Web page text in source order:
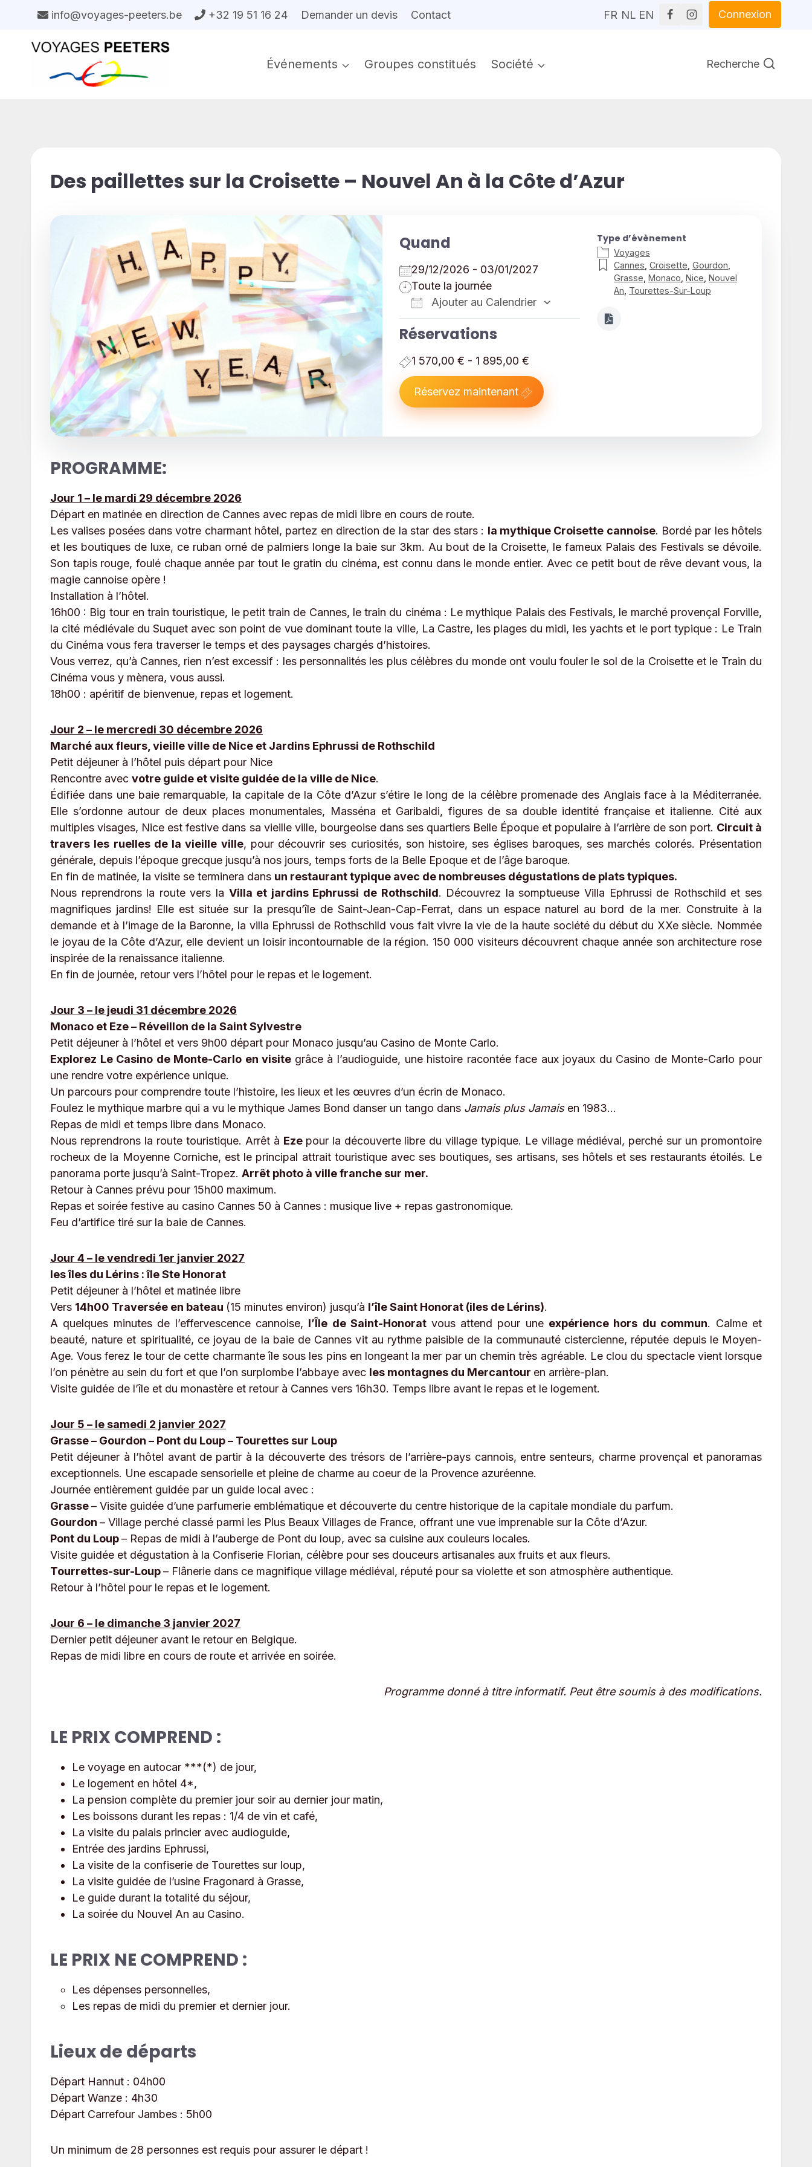
contenu
info@voyages-peeters.be +32 19 51 16 24 Demander un devis Contact FR NL EN Connexion
Événements Groupes constitués Société Recherche
Des paillettes sur la Croisette – Nouvel An à la Côte d’Azur
Quand
29/12/2026 - 03/01/2027
Toute la journée
Ajouter au Calendrier
Calendrier Google
Réservations
1 570,00 € - 1 895,00 €
Réservez maintenant
Type d’évènement
Voyages
Cannes ,Croisette ,Gourdon
Grasse ,Monaco ,Nice ,Nouvel
An Tourettes-Sur-Loup
PROGRAMME:
Jour 1 – le mardi 29 décembre 2026
Départ en matinée en direction de Cannes avec repas de midi libre en cours de route.
Les valises posées dans votre charmant hôtel, partez en direction de la star des stars : la mythique Croisette cannoise. Bordé par les hôtels
et les boutiques de luxe, ce ruban orné de palmiers longe la baie sur 3km. Au bout de la Croisette, le fameux Palais des Festivals se dévoile.
Son tapis rouge, foulé chaque année par tout le gratin du cinéma, est connu dans le monde entier. Avec ce petit bout de rêve devant vous, la
magie cannoise opère !
Installation à l’hôtel.
16h00 : Big tour en train touristique, le petit train de Cannes, le train du cinéma : Le mythique Palais des Festivals, le marché provençal Forville,
la cité médiévale du Suquet avec son point de vue dominant toute la ville, La Castre, les plages du midi, les yachts et le port typique : Le Train
du Cinéma vous fera traverser le temps et des paysages chargés d’histoires.
Vous verrez, qu’à Cannes, rien n’est excessif : les personnalités les plus célèbres du monde ont voulu fouler le sol de la Croisette et le Train du
Cinéma vous y mènera, vous aussi.
18h00 : apéritif de bienvenue, repas et logement.
Jour 2 – le mercredi 30 décembre 2026
Marché aux fleurs, vieille ville de Nice et Jardins Ephrussi de Rothschild
Petit déjeuner à l’hôtel puis départ pour Nice
Rencontre avec votre guide et visite guidée de la ville de Nice.
Édifiée dans une baie remarquable, la capitale de la Côte d’Azur s’étire le long de la célèbre promenade des Anglais face à la Méditerranée.
Elle s’ordonne autour de deux places monumentales, Masséna et Garibaldi, figures de sa double identité française et italienne. Cité aux
multiples visages, Nice est festive dans sa vieille ville, bourgeoise dans ses quartiers Belle Époque et populaire à l’arrière de son port. Circuit à
travers les ruelles de la vieille ville, pour découvrir ses curiosités, son histoire, ses églises baroques, ses marchés colorés. Présentation
générale, depuis l’époque grecque jusqu’à nos jours, temps forts de la Belle Epoque et de l’âge baroque.
En fin de matinée, la visite se terminera dans un restaurant typique avec de nombreuses dégustations de plats typiques.
Nous reprendrons la route vers la Villa et jardins Ephrussi de Rothschild. Découvrez la somptueuse Villa Ephrussi de Rothschild et ses
magnifiques jardins! Elle est située sur la presqu’île de Saint-Jean-Cap-Ferrat, dans un espace naturel au bord de la mer. Construite à la
demande et à l’image de la Baronne, la villa Ephrussi de Rothschild vous fait vivre la vie de la haute société du début du XXe siècle. Nommée
le joyau de la Côte d’Azur, elle devient un loisir incontournable de la région. 150 000 visiteurs découvrent chaque année son architecture rose
inspirée de la renaissance italienne.
En fin de journée, retour vers l’hôtel pour le repas et le logement.
Jour 3 – le jeudi 31 décembre 2026
Monaco et Eze – Réveillon de la Saint Sylvestre
Petit déjeuner à l’hôtel et vers 9h00 départ pour Monaco jusqu’au Casino de Monte Carlo.
Explorez Le Casino de Monte-Carlo en visite grâce à l’audioguide, une histoire racontée face aux joyaux du Casino de Monte-Carlo pour
une rendre votre expérience unique.
Un parcours pour comprendre toute l’histoire, les lieux et les œuvres d’un écrin de Monaco.
Foulez le mythique marbre qui a vu le mythique James Bond danser un tango dans Jamais plus Jamais en 1983…
Repas de midi et temps libre dans Monaco.
Nous reprendrons la route touristique. Arrêt à Eze pour la découverte libre du village typique. Le village médiéval, perché sur un promontoire
rocheux de la Moyenne Corniche, est le principal attrait touristique avec ses boutiques, ses artisans, ses hôtels et ses restaurants étoilés. Le
panorama porte jusqu’à Saint-Tropez. Arrêt photo à ville franche sur mer.
Retour à Cannes prévu pour 15h00 maximum.
Repas et soirée festive au casino Cannes 50 à Cannes : musique live + repas gastronomique.
Feu d’artifice tiré sur la baie de Cannes.
Jour 4 – le vendredi 1er janvier 2027
les îles du Lérins : île Ste Honorat
Petit déjeuner à l’hôtel et matinée libre
Vers 14h00 Traversée en bateau (15 minutes environ) jusqu’à l’île Saint Honorat (iles de Lérins).
A quelques minutes de l’effervescence cannoise, l’Île de Saint-Honorat vous attend pour une expérience hors du commun. Calme et
beauté, nature et spiritualité, ce joyau de la baie de Cannes vit au rythme paisible de la communauté cistercienne, réputée depuis le Moyen-
Age. Vous ferez le tour de cette charmante île sous les pins en longeant la mer par un chemin très agréable. Le clou du spectacle vient lorsque
l’on pénètre au sein du fort et que l’on surplombe l’abbaye avec les montagnes du Mercantour en arrière-plan.
Visite guidée de l’île et du monastère et retour à Cannes vers 16h30. Temps libre avant le repas et le logement.
Jour 5 – le samedi 2 janvier 2027
Grasse – Gourdon – Pont du Loup – Tourettes sur Loup
Petit déjeuner à l’hôtel avant de partir à la découverte des trésors de l’arrière-pays cannois, entre senteurs, charme provençal et panoramas
exceptionnels. Une escapade sensorielle et pleine de charme au coeur de la Provence azuréenne.
Journée entièrement guidée par un guide local avec :
Grasse– Visite guidée d’une parfumerie emblématique et découverte du centre historique de la capitale mondiale du parfum.
Gourdon – Village perché classé parmi les Plus Beaux Villages de France, offrant une vue imprenable sur la Côte d’Azur.
Pont du Loup– Repas de midi à l’auberge de Pont du loup, avec sa cuisine aux couleurs locales.
Visite guidée et dégustation à la Confiserie Florian, célèbre pour ses douceurs artisanales aux fruits et aux fleurs.
Tourrettes-sur-Loup– Flânerie dans ce magnifique village médiéval, réputé pour sa violette et son atmosphère authentique.
Retour à l’hôtel pour le repas et le logement.
Jour 6 – le dimanche 3 janvier 2027
Dernier petit déjeuner avant le retour en Belgique.
Repas de midi libre en cours de route et arrivée en soirée.
Programme donné à titre informatif. Peut être soumis à des modifications.
LE PRIX COMPREND :
Le voyage en autocar ***(*) de jour,
Le logement en hôtel 4*,
La pension complète du premier jour soir au dernier jour matin,
Les boissons durant les repas : 1/4 de vin et café,
La visite du palais princier avec audioguide,
Entrée des jardins Ephrussi,
La visite de la confiserie de Tourettes sur loup,
La visite guidée de l’usine Fragonard à Grasse,
Le guide durant la totalité du séjour,
La soirée du Nouvel An au Casino.
LE PRIX NE COMPREND :
Les dépenses personnelles,
Les repas de midi du premier et dernier jour.
Lieux de départs
Départ Hannut : 04h00
Départ Wanze : 4h30
Départ Carrefour Jambes : 5h00
Un minimum de 28 personnes est requis pour assurer le départ !